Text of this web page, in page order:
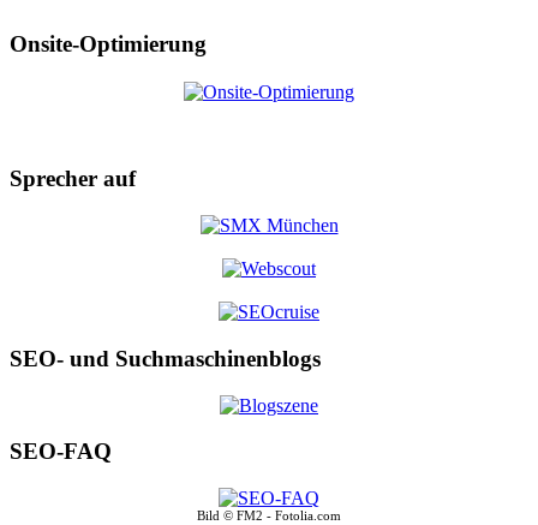
Onsite-Optimierung
Sprecher auf
SEO- und Suchmaschinenblogs
SEO-FAQ
Bild © FM2 - Fotolia.com